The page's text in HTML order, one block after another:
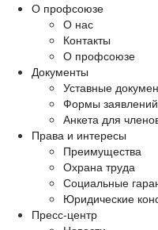
О профсоюзе
О нас
Контакты
О профсоюзе
Документы
Уставные
Формы заявлений
Анкета для
Права и интересы
Преимущества
Охрана труда
Социальные
Юридические
Пресс-центр